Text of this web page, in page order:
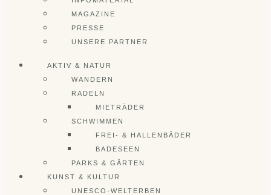
MAGAZINE
PRESSE
UNSERE PARTNER
AKTIV & NATUR
WANDERN
RADELN
MIETRÄDER
SCHWIMMEN
FREI- & HALLENBÄDER
BADESEEN
PARKS & GÄRTEN
KUNST & KULTUR
UNESCO-WELTERBEN